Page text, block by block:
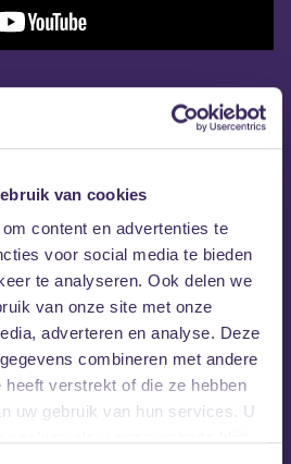
van cookies
content en advertenties te
voor social media te bieden
te analyseren. Ook delen we
van onze site met onze
adverteren en analyse. Deze
combineren met andere
heeft verstrekt of die ze hebben
uw gebruik van hun services. U